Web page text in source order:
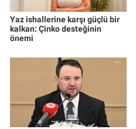
Yaz ishallerine karşı güçlü bir
kalkan: Çinko desteğinin
önemi